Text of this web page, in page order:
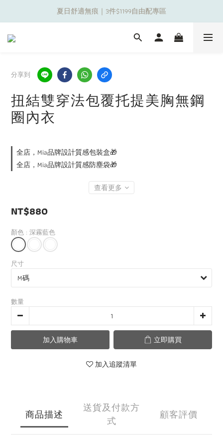
夏日舒適無痕｜3件$1199自由配專區
夏日舒適無痕｜3件$1199自由配專區
新朋友限定✨加入官方LINE領$50購物金
分享到
扭結雙穿法包覆托提美胸無鋼
圈內衣
全店，Mia品牌設計質感包裝盒🎁
全店，Mia品牌設計質感防塵袋🎁
查看更多
NT$880
顏色 : 深霧藍色
尺寸
數量
加入購物車 立即購買
加入追蹤清單
商品描述
送貨及付款方
式
顧客評價